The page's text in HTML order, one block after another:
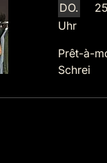
DO.
Uhr
Prêt-à-
Schrei